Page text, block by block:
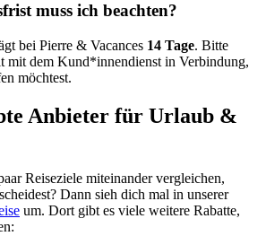
muss ich beachten?
bei Pierre & Vacances 14 Tage. Bitte
mit dem Kund*innendienst in Verbindung,
möchtest.
Anbieter für Urlaub &
Reiseziele miteinander vergleichen,
Dann sieh dich mal in unserer
um. Dort gibt es viele weitere Rabatte,